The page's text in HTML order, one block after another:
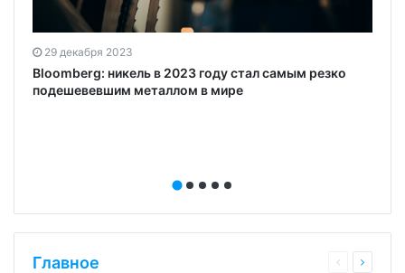
29 декабря 2023
Bloomberg: никель в 2023 году стал самым резко
подешевевшим металлом в мире
Главное